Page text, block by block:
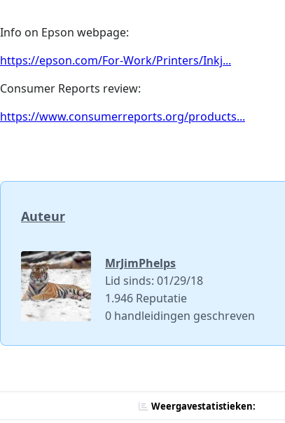
Info on Epson webpage:
https://epson.com/For-Work/Printers/Inkj...
Consumer Reports review:
https://www.consumerreports.org/products...
Auteur
MrJimPhelps
Lid sinds: 01/29/18
1.946 Reputatie
0 handleidingen geschreven
Weergavestatistieken: